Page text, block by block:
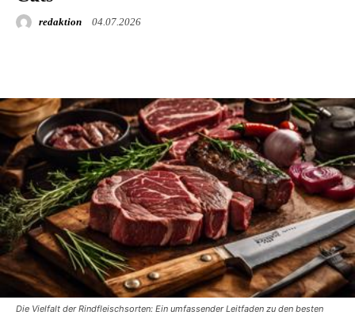
redaktion 04.07.2026
Die Vielfalt der Rindfleischsorten: Ein umfassender Leitfaden zu den besten